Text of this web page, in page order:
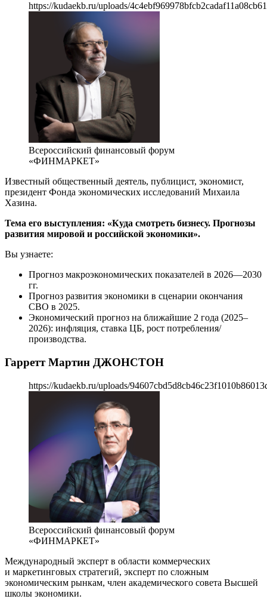
https://kudaekb.ru/uploads/
Всероссийский финансовый форум
«ФИНМАРКЕТ»
Известный общественный деятель, публицист, экономист,
президент Фонда экономических исследований Михаила
Хазина.
Тема его выступления: «Куда смотреть бизнесу. Прогнозы
развития мировой и российской экономики».
Вы узнаете:
Прогноз макроэкономических показателей в 2026—2030
гг.
Прогноз развития экономики в сценарии окончания
СВО в 2025.
Экономический прогноз на ближайшие 2 года (2025–
2026): инфляция, ставка ЦБ, рост потребления/
производства.
Гарретт Мартин ДЖОНСТОН
https://kudaekb.ru/uploads/
Всероссийский финансовый форум
«ФИНМАРКЕТ»
Международный эксперт в области коммерческих
и маркетинговых стратегий, эксперт по сложным
экономическим рынкам, член академического совета Высшей
школы экономики.